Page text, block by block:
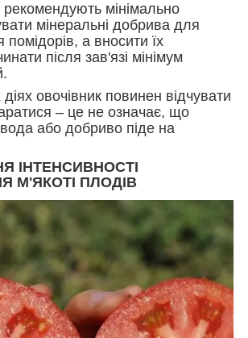
мінімально
мінеральні добрива для
помідорів, а вносити їх
після зав'язі мінімум
овочівник повинен відчувати
– це не означає, що
або добриво піде на
ІНТЕНСИВНОСТІ
М'ЯКОТІ ПЛОДІВ